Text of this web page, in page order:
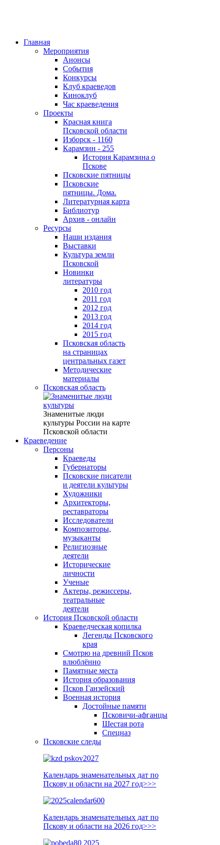
Главная
Мероприятия
Анонсы
События
Конкурсы
Клуб краеведов
Киноклуб
Час краеведения
Проекты
Красная книга
Псковской области
Изборск - 1160
Карамзин - 255
История Карамзина о
Пскове
Псковские пятницы
Псковские
пятницы. Дома.
Литературная карта
Библиотур
Архив - онлайн
Ресурсы
Наши издания
Выставки
Культура земли
Псковской
Новинки
литературы
2010 год
2011 год
2012 год
2013 год
2014 год
2015 год
Псковская область
на страницах
центральных газет
Методические
материалы
Псковская область
Знаменитые люди
культуры России на карте
Псковской области
Краеведение
Персоны
Краеведы
Губернаторы
Псковские писатели
и деятели культуры
Художники
Архитекторы,
реставраторы
Исследователи
Композиторы,
музыканты
Религиозные
деятели
Исторические
личности
Ученые
Актеры, режиссеры,
театральные
деятели
История Псковской области
Краеведческая копилка
Легенды Псковского
края
Смотрю на древний Псков
влюблённо
Памятные места
История образования
Псков Ганзейский
Военная история
Достойные памяти
Псковичи-афганцы
Шестая рота
Спецназ
Псковские следы
Календарь знаменательных дат по
Пскову и области на 2027 год>>>
Календарь знаменательных дат по
Пскову и области на 2026 год>>>